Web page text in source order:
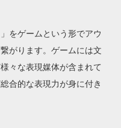
をゲームという形でアウ
がります。ゲームには文
々な表現媒体が含まれて
合的な表現力が身に付き